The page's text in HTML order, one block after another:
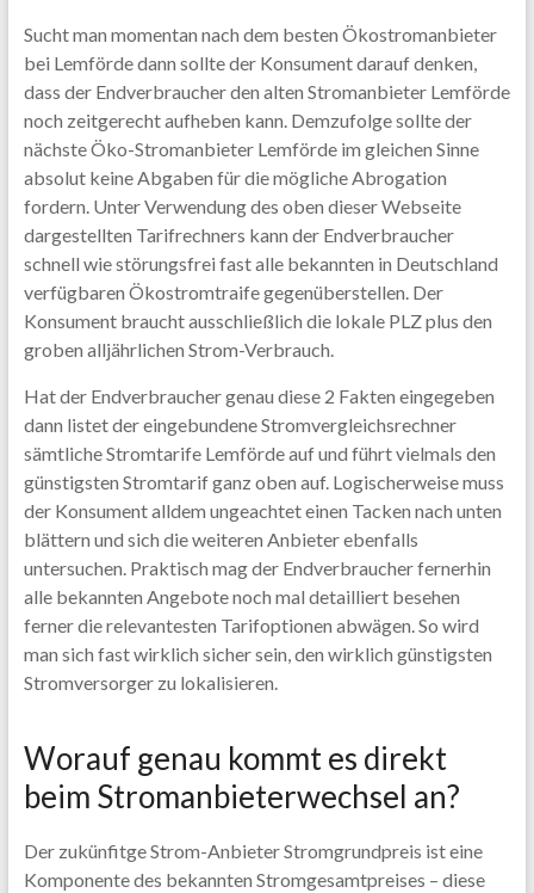
Sucht man momentan nach dem besten Ökostromanbieter
bei Lemförde dann sollte der Konsument darauf denken,
dass der Endverbraucher den alten Stromanbieter Lemförde
noch zeitgerecht aufheben kann. Demzufolge sollte der
nächste Öko-Stromanbieter Lemförde im gleichen Sinne
absolut keine Abgaben für die mögliche Abrogation
fordern. Unter Verwendung des oben dieser Webseite
dargestellten Tarifrechners kann der Endverbraucher
schnell wie störungsfrei fast alle bekannten in Deutschland
verfügbaren Ökostromtraife gegenüberstellen. Der
Konsument braucht ausschließlich die lokale PLZ plus den
groben alljährlichen Strom-Verbrauch.
Hat der Endverbraucher genau diese 2 Fakten eingegeben
dann listet der eingebundene Stromvergleichsrechner
sämtliche Stromtarife Lemförde auf und führt vielmals den
günstigsten Stromtarif ganz oben auf. Logischerweise muss
der Konsument alldem ungeachtet einen Tacken nach unten
blättern und sich die weiteren Anbieter ebenfalls
untersuchen. Praktisch mag der Endverbraucher fernerhin
alle bekannten Angebote noch mal detailliert besehen
ferner die relevantesten Tarifoptionen abwägen. So wird
man sich fast wirklich sicher sein, den wirklich günstigsten
Stromversorger zu lokalisieren.
Worauf genau kommt es direkt
beim Stromanbieterwechsel an?
Der zukünfitge Strom-Anbieter Stromgrundpreis ist eine
Komponente des bekannten Stromgesamtpreises – diese